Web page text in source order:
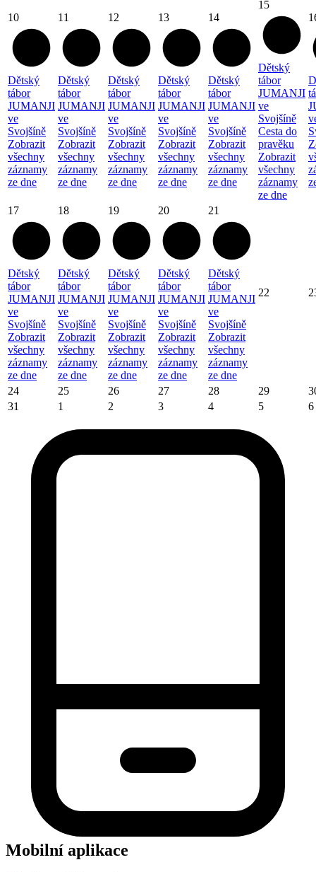
10
Dětský
tábor
JUMANJI
ve
Svojšíně
Zobrazit
všechny
záznamy
ze dne
11
Dětský
tábor
JUMANJI
ve
Svojšíně
Zobrazit
všechny
záznamy
ze dne
12
Dětský
tábor
JUMANJI
ve
Svojšíně
Zobrazit
všechny
záznamy
ze dne
13
Dětský
tábor
JUMANJI
ve
Svojšíně
Zobrazit
všechny
záznamy
ze dne
14
Dětský
tábor
JUMANJI
ve
Svojšíně
Zobrazit
všechny
záznamy
ze dne
15
Dětský
tábor
JUMANJI
ve
Svojšíně
Cesta do
pravěku
Zobrazit
všechny
záznamy
ze dne
17
Dětský
tábor
JUMANJI
ve
Svojšíně
Zobrazit
všechny
záznamy
ze dne
18
Dětský
tábor
JUMANJI
ve
Svojšíně
Zobrazit
všechny
záznamy
ze dne
19
Dětský
tábor
JUMANJI
ve
Svojšíně
Zobrazit
všechny
záznamy
ze dne
20
Dětský
tábor
JUMANJI
ve
Svojšíně
Zobrazit
všechny
záznamy
ze dne
21
Dětský
tábor
JUMANJI
ve
Svojšíně
Zobrazit
všechny
záznamy
ze dne
22
24 25 26 27 28 29
31
1 2 3 4 5 6
Mobilní aplikace